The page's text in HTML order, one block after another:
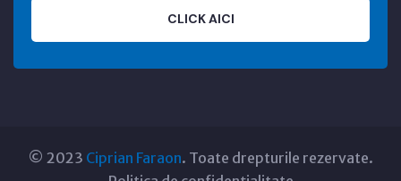
CLICK AICI
© 2023 Ciprian Faraon. Toate drepturile rezervate.